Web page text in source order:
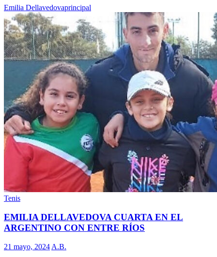
Emilia Dellavedovaprincipal
Tenis
EMILIA DELLAVEDOVA CUARTA EN EL
ARGENTINO CON ENTRE RÍOS
21 mayo, 2024 A.B.